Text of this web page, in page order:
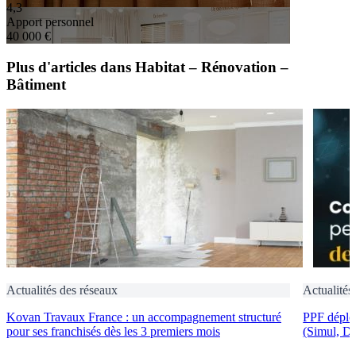
4,3
Apport personnel
40 000 €
Plus d'articles dans Habitat – Rénovation –
Bâtiment
Actualités des réseaux
Kovan Travaux France : un accompagnement structuré
pour ses franchisés dès les 3 premiers mois
Actualités
PPF
(Simul,